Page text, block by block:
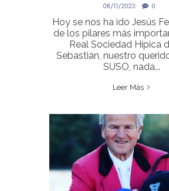
08/11/2023 0
Hoy se nos ha ido Jesús
de los pilares más
Real Sociedad Hípica
Sebastián, nuestro
SUSO, nada...
Leer Más